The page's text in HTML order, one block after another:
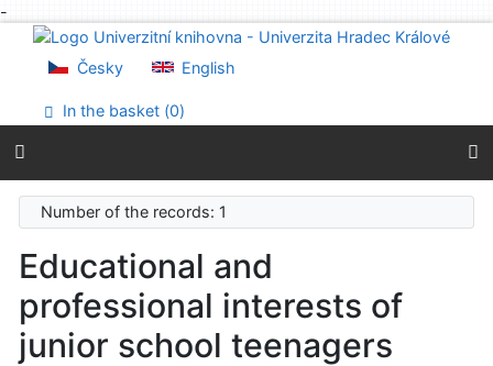
-
Go to content
Go to menu
Accessibility declaration
Česky English
In the basket (0)
Number of the records: 1
Educational and
professional interests of
junior school teenagers